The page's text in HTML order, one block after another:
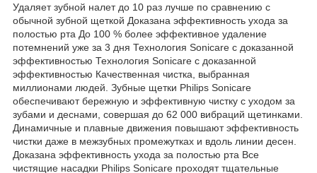
Удаляет зубной налет до 10 раз лучше по сравнению с
обычной зубной щеткой Доказана эффективность ухода за
полостью рта До 100 % более эффективное удаление
потемнений уже за 3 дня Технология Sonicare с доказанной
эффективностью Технология Sonicare с доказанной
эффективностью Качественная чистка, выбранная
миллионами людей. Зубные щетки Philips Sonicare
обеспечивают бережную и эффективную чистку с уходом за
зубами и деснами, совершая до 62 000 вибраций щетинками.
Динамичные и плавные движения повышают эффективность
чистки даже в межзубных промежутках и вдоль линии десен.
Доказана эффективность ухода за полостью рта Все
чистящие насадки Philips Sonicare проходят тщательные